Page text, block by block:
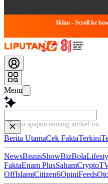
Iklan - Scroll ke
Menu
Tanya apapun tentang artikel
Berita UtamaCek FaktaTerkini
NewsBisnisShowBizBola
FaktaEnam PlusSahamCrypto
OffIslamiCitizen6OpiniFeeds